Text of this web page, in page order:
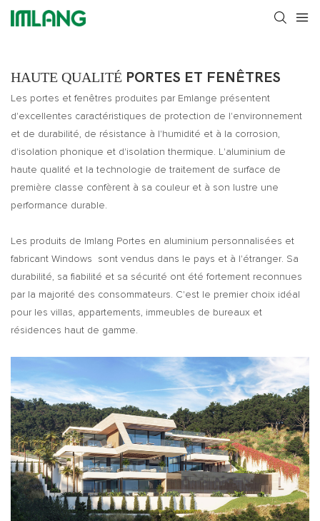
HAUTE QUALITÉ PORTES ET FENÊTRES
Les portes et fenêtres produites par Emlange présentent
d'excellentes caractéristiques de protection de l'environnement
et de durabilité, de résistance à l'humidité et à la corrosion,
d'isolation phonique et d'isolation thermique. L'aluminium de
haute qualité et la technologie de traitement de surface de
première classe confèrent à sa couleur et à son lustre une
performance durable.
Les produits de
Imlang Portes en aluminium personnalisées et
fabricant Windows
sont vendus dans le pays et à l'étranger. Sa
durabilité, sa fiabilité et sa sécurité ont été fortement reconnues
par la majorité des consommateurs. C'est le premier choix idéal
pour les villas, appartements, immeubles de bureaux et
résidences haut de gamme.